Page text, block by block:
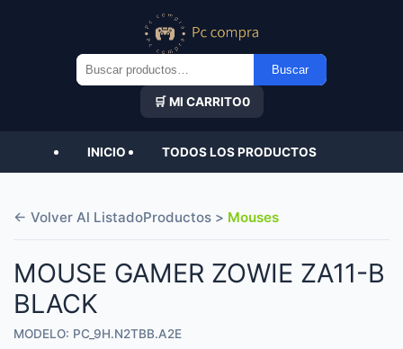
Buscar
por:
Buscar
🛒 MI CARRITO0
INICIO TODOS LOS PRODUCTOS
← Volver Al ListadoProductos > Mouses
MOUSE GAMER ZOWIE ZA11-B
BLACK
MODELO: PC_9H.N2TBB.A2E